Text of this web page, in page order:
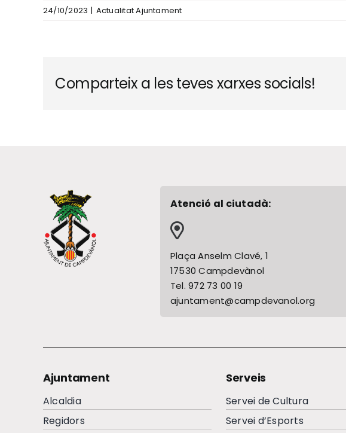
24/10/2023 | Actualitat Ajuntament
Comparteix a les teves xarxes socials!
Atenció al ciutadà:
Plaça Anselm Clavé, 1
17530 Campdevànol
Tel. 972 73 00 19
ajuntament@campdevanol.org
Ajuntament
Alcaldia
Regidors
Serveis
Servei de Cultura
Servei d’Esports